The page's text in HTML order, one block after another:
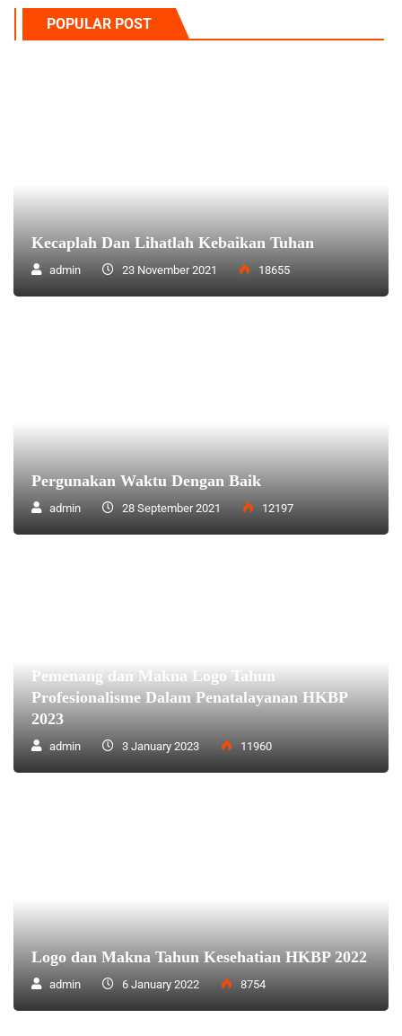
POPULAR POST
Kecaplah Dan Lihatlah Kebaikan Tuhan
admin 23 November 2021 18655
Pergunakan Waktu Dengan Baik
admin 28 September 2021 12197
Pemenang dan Makna Logo Tahun
Profesionalisme Dalam Penatalayanan HKBP
2023
admin 3 January 2023 11960
Logo dan Makna Tahun Kesehatian HKBP 2022
admin 6 January 2022 8754